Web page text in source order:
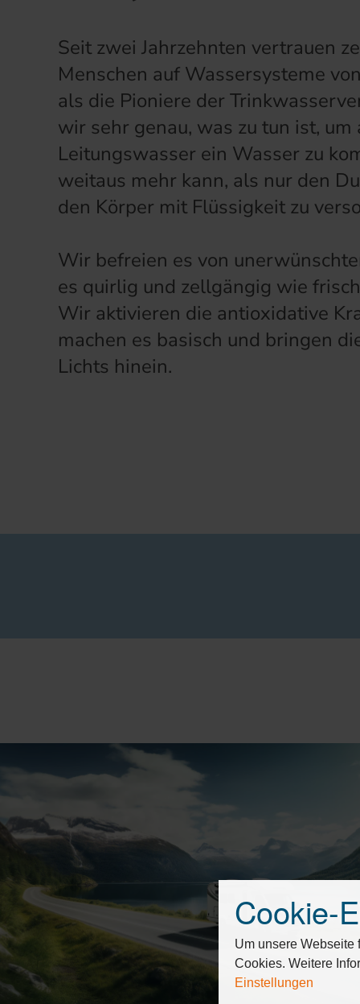
Seit zwei Jahrzehnten vertrauen
Menschen auf Wassersysteme
als die Pioniere der
wir sehr genau, was zu tun ist, um
Leitungswasser ein Wasser zu
weitaus mehr kann, als nur den
den Körper mit Flüssigkeit zu
Wir befreien es von
es quirlig und zellgängig wie
Wir aktivieren die antioxidative
machen es basisch und bringen
Lichts hinein.
Drücken
Sie
Tab,
um
durch
Cookie-
Um unsere Webseite
Cookies. Weitere
Einstellungen